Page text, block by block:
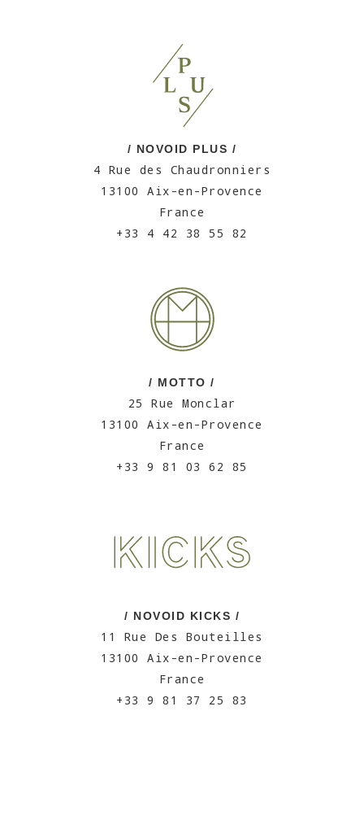
/ NOVOID PLUS /
4 Rue des Chaudronniers
13100 Aix-en-Provence
France
+33 4 42 38 55 82
/ MOTTO /
25 Rue Monclar
13100 Aix-en-Provence
France
+33 9 81 03 62 85
/ NOVOID KICKS /
11 Rue Des Bouteilles
13100 Aix-en-Provence
France
+33 9 81 37 25 83